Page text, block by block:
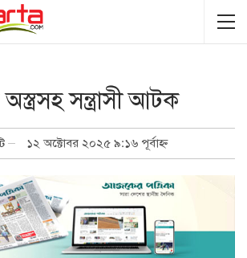
অস্ত্রসহ সন্ত্রাসী আটক
১২ অক্টোবর ২০২৫ ৯:১৬ পূর্বাহ্ন